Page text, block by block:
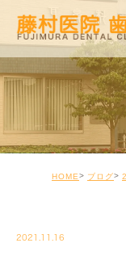
HOME ブログ
2021.11.16